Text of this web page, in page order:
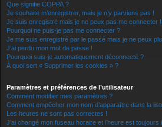
c
Que signifie COPPA ?
Je souhaite m’enregistrer, mais je n’y parviens pas !
Je suis enregistré mais je ne peux pas me connecter !
Pourquoi ne puis-je pas me connecter ?
Je me suis enregistré par le passé mais je ne peux
J’ai perdu mon mot de passe !
Pourquoi suis-je automatiquement déconnecté ?
À quoi sert « Supprimer les cookies » ?
Paramètres et préférences de l’utilisateur
Comment modifier mes paramètres ?
Comment empêcher mon nom d’apparaître dans la
Les heures ne sont pas correctes !
J’ai changé mon fuseau horaire et l’heure est toujours